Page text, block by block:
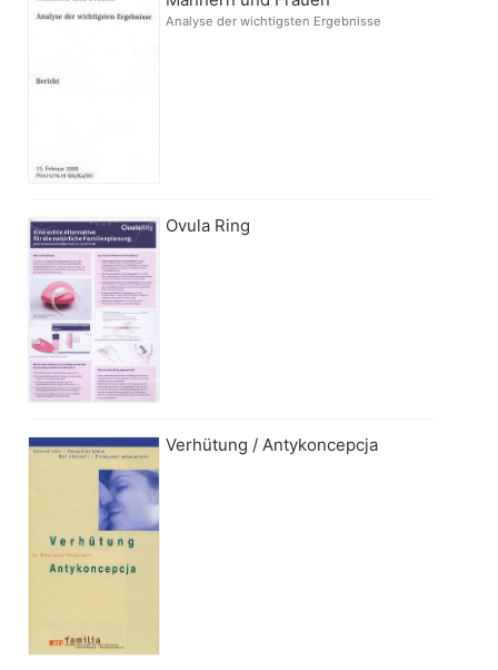
Analyse der wichtigsten Ergebnisse
Ovula Ring
Verhütung / Antykoncepcja